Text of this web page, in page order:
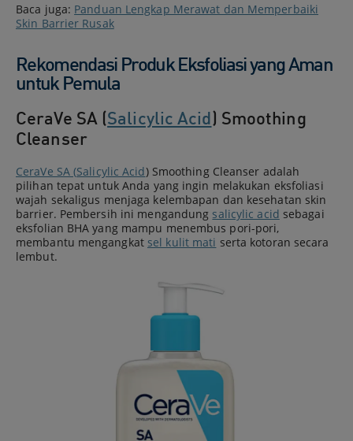
Baca juga: Panduan Lengkap Merawat dan Memperbaiki
Skin Barrier Rusak
Rekomendasi Produk Eksfoliasi yang Aman
untuk Pemula
CeraVe SA (Salicylic Acid) Smoothing
Cleanser
CeraVe SA (Salicylic Acid) Smoothing Cleanser adalah
pilihan tepat untuk Anda yang ingin melakukan eksfoliasi
wajah sekaligus menjaga kelembapan dan kesehatan skin
barrier. Pembersih ini mengandung salicylic acid sebagai
eksfolian BHA yang mampu menembus pori-pori,
membantu mengangkat sel kulit mati serta kotoran secara
lembut.